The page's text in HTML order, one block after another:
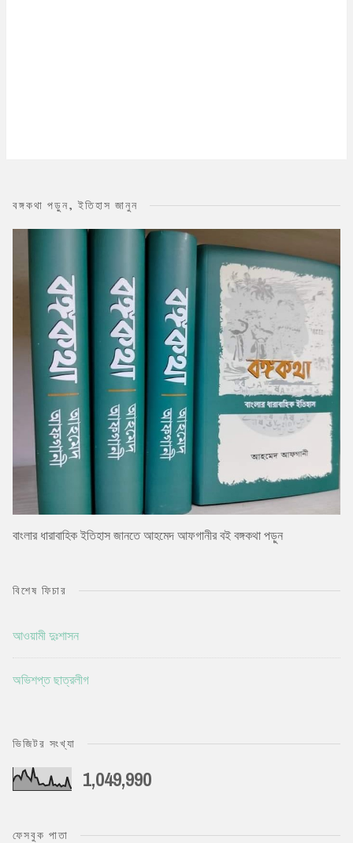
বঙ্গকথা পড়ুন, ইতিহাস জানুন
বাংলার ধারাবাহিক ইতিহাস জানতে আহমেদ আফগানীর বই বঙ্গকথা পড়ুন
বিশেষ ফিচার
আওয়ামী দুঃশাসন
অভিশপ্ত ছাত্রলীগ
ভিজিটর সংখ্যা
1,049,990
ফেসবুক পাতা